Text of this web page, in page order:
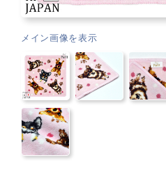
メイン画像を表示